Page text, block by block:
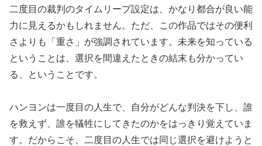
二度目の裁判のタイムリープ設定は、かなり都合が良い能
力に見えるかもしれません。ただ、この作品ではその便利
さよりも「重さ」が強調されています。未来を知っている
ということは、選択を間違えたときの結末も分かってい
る、ということです。
ハンヨンは一度目の人生で、自分がどんな判決を下し、誰
を救えず、誰を犠牲にしてきたのかをはっきり覚えていま
す。だからこそ、二度目の人生では同じ選択を避けようと